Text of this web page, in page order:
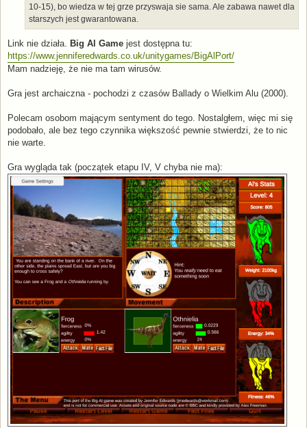
10-15), bo wiedza w tej grze przyswaja sie sama. Ale zabawa nawet dla
starszych jest gwarantowana.
Link nie działa. Big Al Game jest dostępna tu:
https://www.jenniferedwards.co.uk/unitygames/BigAlPort/
Mam nadzieję, że nie ma tam wirusów.
Gra jest archaiczna - pochodzi z czasów Ballady o Wielkim Alu (2000).
Polecam osobom mającym sentyment do tego. Nostalgłem, więc mi się
podobało, ale bez tego czynnika większość pewnie stwierdzi, że to nic
nie warte.
Gra wygląda tak (początek etapu IV, V chyba nie ma):